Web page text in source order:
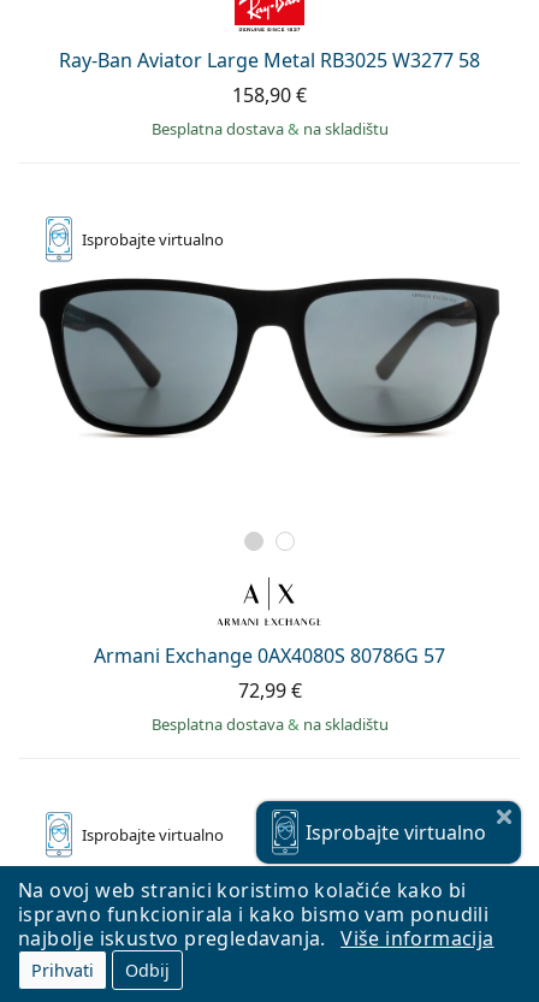
Na ovoj web stranici koristimo kolačiće kako bi
ispravno funkcionirala i kako bismo vam ponudili
najbolje iskustvo pregledavanja.
Više informacija
Prihvati Odbij
Ray-Ban Aviator Large Metal RB3025 W3277 58
158,90 €
Besplatna dostava& na skladištu
Isprobajtevirtualno
Armani Exchange 0AX4080S 80786G 57
72,99 €
Besplatna dostava& na skladištu
Isprobajtevirtualno Isprobajtevirtualno